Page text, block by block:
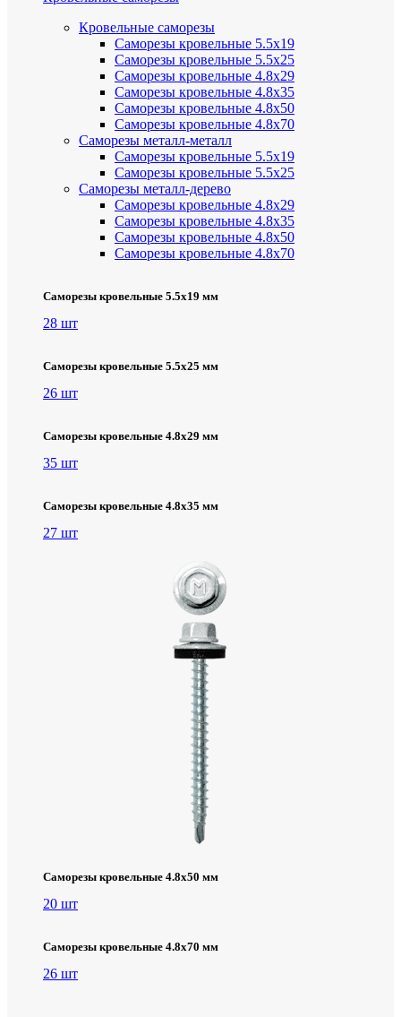
Кровельные саморезы
Саморезы кровельные 5.5х19
Саморезы кровельные 5.5х25
Саморезы кровельные 4.8х29
Саморезы кровельные 4.8х35
Саморезы кровельные 4.8х50
Саморезы кровельные 4.8х70
Саморезы металл-металл
Саморезы кровельные 5.5х19
Саморезы кровельные 5.5х25
Саморезы металл-дерево
Саморезы кровельные 4.8х29
Саморезы кровельные 4.8х35
Саморезы кровельные 4.8х50
Саморезы кровельные 4.8х70
Саморезы кровельные 5.5х19 мм
28 шт
Саморезы кровельные 5.5х25 мм
26 шт
Саморезы кровельные 4.8х29 мм
35 шт
Саморезы кровельные 4.8х35 мм
27 шт
Саморезы кровельные 4.8х50 мм
20 шт
Саморезы кровельные 4.8х70 мм
26 шт